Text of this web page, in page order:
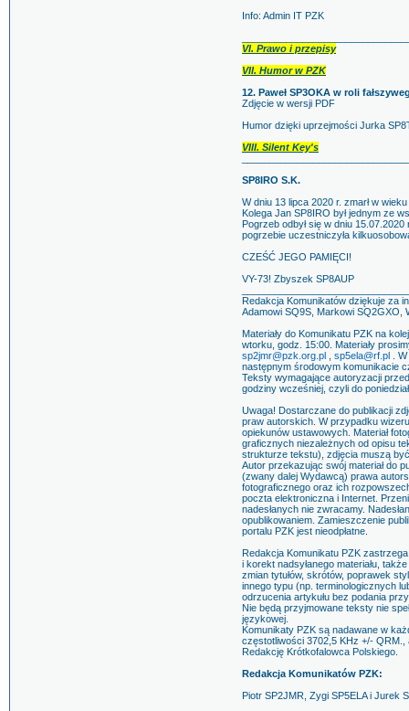
Info: Admin IT PZK
VI. Prawo i przepisy
VII. Humor w PZK
12. Paweł SP3OKA w roli
Zdjęcie w wersji PDF
Humor dzięki uprzejmości Jurka
VIII. Silent Key's
SP8IRO S.K.
W dniu 13 lipca 2020 r. zmarł w
Kolega Jan SP8IRO był jednym ze
Pogrzeb odbył się w dniu
pogrzebie uczestniczyła
CZEŚĆ JEGO PAMIĘCI!
VY-73! Zbyszek SP8AUP
Redakcja Komunikatów dziękuje za
Adamowi SQ9S, Markowi SQ2GXO,
Materiały do Komunikatu PZK na
wtorku, godz. 15:00. Materiały
sp2jmr@pzk.org.pl
sp5ela@rf.pl .
następnym środowym komunikacie
Teksty wymagające autoryzacji
godziny wcześniej, czyli do
Uwaga! Dostarczane do publikacji
praw autorskich. W przypadku
opiekunów ustawowych. Materiał
graficznych niezależnych od opisu
strukturze tekstu), zdjęcia muszą
Autor przekazując swój materiał do
(zwany dalej Wydawcą) prawa
fotograficznego oraz ich
poczta elektroniczna i Internet.
nadesłanych nie zwracamy.
opublikowaniem. Zamieszczenie
portalu PZK jest nieodpłatne.
Redakcja Komunikatu PZK
i korekt nadsyłanego materiału,
zmian tytułów, skrótów, poprawek
innego typu (np. terminologicznych
odrzucenia artykułu bez podania
Nie będą przyjmowane teksty nie
językowej.
Komunikaty PZK są nadawane w
częstotliwości 3702,5 KHz +/-
Redakcję Krótkofalowca Polskiego.
Redakcja Komunikatów PZK:
Piotr SP2JMR, Zygi SP5ELA i Jurek